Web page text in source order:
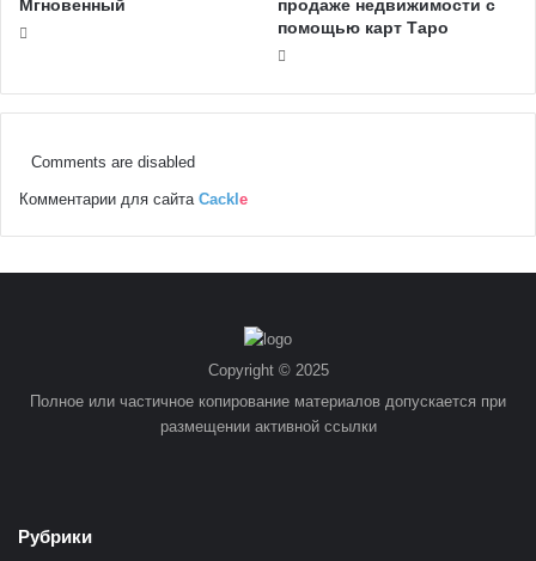
Мгновенный
продаже недвижимости с
помощью карт Таро
Comments are disabled
Комментарии для сайта Cackle
Copyright © 2025
Полное или частичное копирование материалов допускается при
размещении активной ссылки
Рубрики